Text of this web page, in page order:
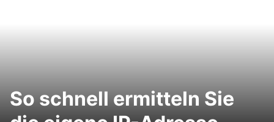
So schnell ermitteln Sie